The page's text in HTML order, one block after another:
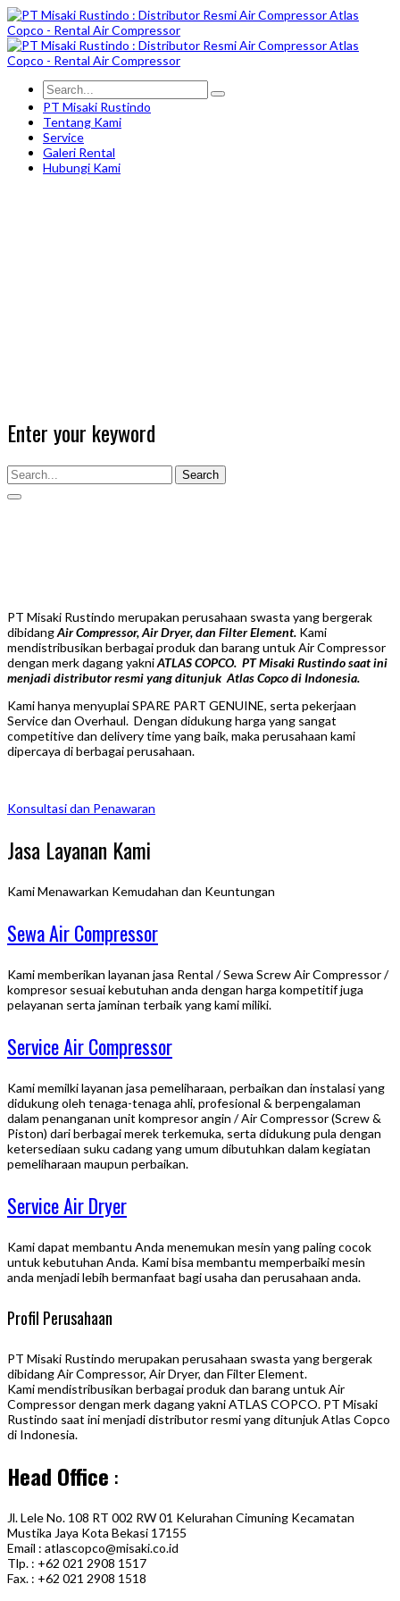
PT Misaki Rustindo
Tentang Kami
Service
Galeri Rental
Hubungi Kami
Enter your keyword
Search
PT Misaki Rustindo merupakan perusahaan swasta yang bergerak
dibidangAir Compressor, Air Dryer, dan Filter Element. Kami
mendistribusikan berbagai produk dan barang untuk Air Compressor
dengan merk dagang yakniATLAS COPCO. PT Misaki Rustindo saat ini
menjadi distributor resmi yang ditunjuk Atlas Copco di Indonesia.
Kami hanya menyuplai SPARE PART GENUINE, serta pekerjaan
Service dan Overhaul. Dengan didukung harga yang sangat
competitive dan delivery time yang baik, maka perusahaan kami
dipercaya di berbagai perusahaan.
Konsultasi dan Penawaran
Jasa Layanan Kami
Kami Menawarkan Kemudahan dan Keuntungan
Sewa Air Compressor
Kami memberikan layanan jasa Rental / Sewa Screw Air Compressor /
kompresor sesuai kebutuhan anda dengan harga kompetitif juga
pelayanan serta jaminan terbaik yang kami miliki.
Service Air Compressor
Kami memilki layanan jasa pemeliharaan, perbaikan dan instalasi yang
didukung oleh tenaga-tenaga ahli, profesional & berpengalaman
dalam penanganan unit kompresor angin / Air Compressor (Screw &
Piston) dari berbagai merek terkemuka, serta didukung pula dengan
ketersediaan suku cadang yang umum dibutuhkan dalam kegiatan
pemeliharaan maupun perbaikan.
Service Air Dryer
Kami dapat membantu Anda menemukan mesin yang paling cocok
untuk kebutuhan Anda. Kami bisa membantu memperbaiki mesin
anda menjadi lebih bermanfaat bagi usaha dan perusahaan anda.
Profil Perusahaan
PT Misaki Rustindo merupakan perusahaan swasta yang bergerak
dibidang Air Compressor, Air Dryer, dan Filter Element.
Kami mendistribusikan berbagai produk dan barang untuk Air
Compressor dengan merk dagang yakni ATLAS COPCO. PT Misaki
Rustindo saat ini menjadi distributor resmi yang ditunjuk Atlas Copco
di Indonesia.
Head Office :
Jl. Lele No. 108 RT 002 RW 01 Kelurahan Cimuning Kecamatan
Mustika Jaya Kota Bekasi 17155
Email : atlascopco@misaki.co.id
Tlp. : +62 021 2908 1517
Fax. : +62 021 2908 1518